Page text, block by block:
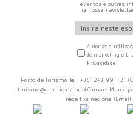
eventos e outras
na nossa
Autorizo a
de marketing e Li
Privacidade
Posto de Turismo Tel: +351 243 991 121
turismo@cm-riomaior.ptCâmara
rede fixa